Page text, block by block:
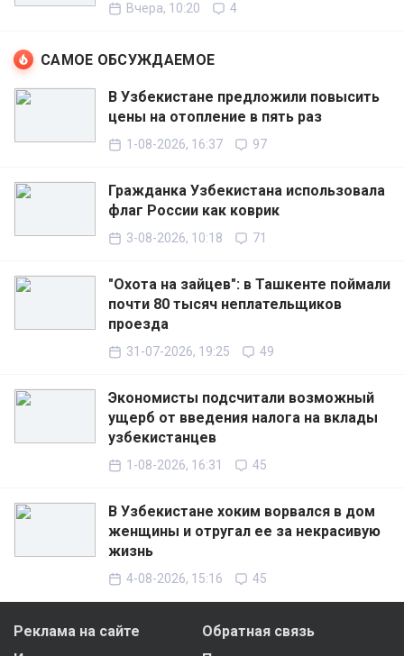
Вчера, 10:20 4
САМОЕ ОБСУЖДАЕМОЕ
В Узбекистане предложили повысить
цены на отопление в пять раз
1-08-2026, 16:37 97
Гражданка Узбекистана использовала
флаг России как коврик
3-08-2026, 10:18 71
"Охота на зайцев": в Ташкенте поймали
почти 80 тысяч неплательщиков
проезда
31-07-2026, 19:25 49
Экономисты подсчитали возможный
ущерб от введения налога на вклады
узбекистанцев
1-08-2026, 16:31 45
В Узбекистане хоким ворвался в дом
женщины и отругал ее за некрасивую
жизнь
4-08-2026, 15:16 45
Реклама на сайте
Обратная связь